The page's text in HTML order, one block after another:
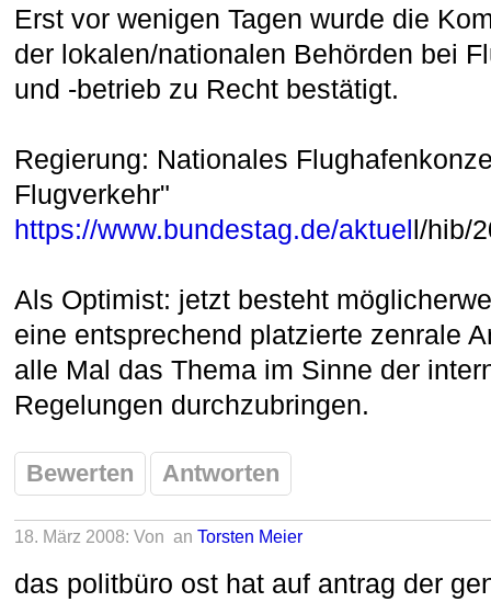
Erst vor wenigen Tagen wurde die
der lokalen/nationalen Behörden bei
und -betrieb zu Recht bestätigt.
Regierung: Nationales
Flugverkehr"
https://www.bundestag.de/aktuell/hib/
Als Optimist: jetzt besteht
eine entsprechend platzierte zenrale
alle Mal das Thema im Sinne der
Regelungen durchzubringen.
Bewerten Antworten
18. März 2008: Von an Torsten Meier
das politbüro ost hat auf antrag der